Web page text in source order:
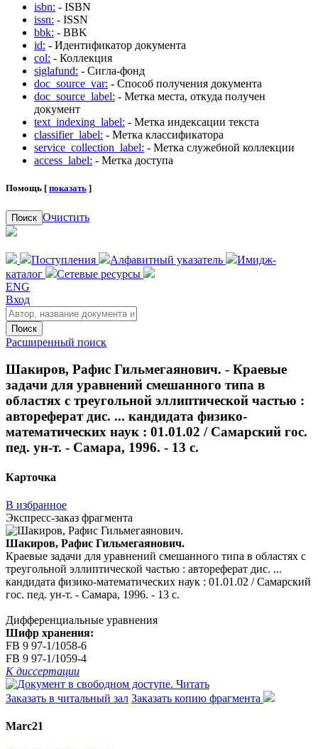
isbn: - ISBN
issn: - ISSN
bbk: - BBK
id: - Идентификатор документа
col: - Коллекция
siglafund: - Сигла-фонд
doc_source_var: - Способ получения документа
doc_source_label: - Метка места, откуда получен
документ
text_indexing_label: - Метка индексации текста
classifier_label: - Метка классификатора
service_collection_label: - Метка служебной коллекции
access_label: - Метка доступа
Помощь [ показать ]
Поиск Очистить
Поступления Алфавитный указатель
Имидж-
каталог
Сетевые ресурсы
ENG
Вход
Поиск
Расширенный поиск
Шакиров, Рафис Гильмегаянович. - Краевые
задачи для уравнений смешанного типа в
областях с треугольной эллиптической частью :
автореферат дис. ... кандидата физико-
математических наук : 01.01.02 / Самарский гос.
пед. ун-т. - Самара, 1996. - 13 с.
Карточка
В избранное
Экспресс-заказ фрагмента
Шакиров, Рафис Гильмегаянович.
Краевые задачи для уравнений смешанного типа в областях с
треугольной эллиптической частью : автореферат дис. ...
кандидата физико-математических наук : 01.01.02 / Самарский
гос. пед. ун-т. - Самара, 1996. - 13 с.
Дифференциальные уравнения
Шифр хранения:
FB 9 97-1/1058-6
FB 9 97-1/1059-4
К диссертации
Читать
Заказать в читальный зал Заказать копию фрагмента
Marc21